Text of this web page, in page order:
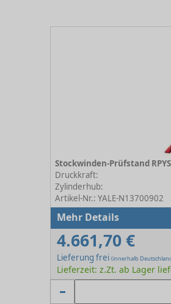
Druckkraft:
Zylinderhub:
Artikel-Nr.: YALE-N13700902
Mehr Details
4.661,70 €
Lieferung frei (innerhalb
Lieferzeit: z.Zt. ab Lager